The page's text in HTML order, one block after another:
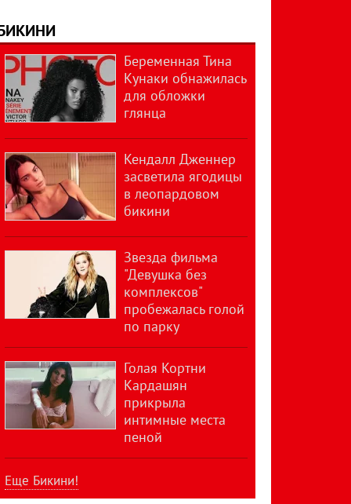
Беременная Тина
Кунаки обнажилась
для обложки
глянца
Кендалл Дженнер
засветила ягодицы
в леопардовом
бикини
Звезда фильма
"Девушка без
комплексов"
пробежалась голой
по парку
Голая Кортни
Кардашян
прикрыла
интимные места
пеной
Еще Бикини!